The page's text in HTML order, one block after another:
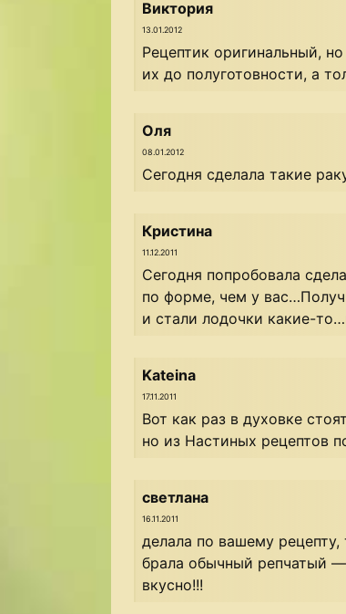
Виктория
13.01.2012
Рецептик оригинальный,
их до полуготовности, а
Оля
08.01.2012
Сегодня сделала такие
Кристина
11.12.2011
Сегодня попробовала
по форме, чем у
и стали лодочки какие-
Kateina
17.11.2011
Вот как раз в духовке
но из Настиных рецептов
светлана
16.11.2011
делала по вашему
брала обычный репчатый
вкусно!!!